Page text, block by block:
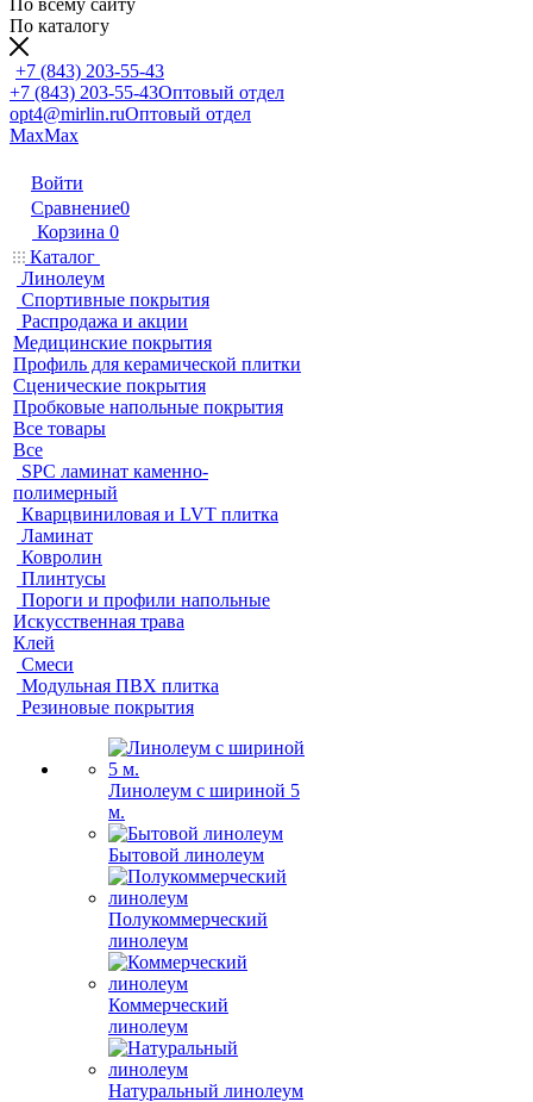
По всему сайту
По каталогу
+7 (843) 203-55-43
+7 (843) 203-55-43Оптовый отдел
opt4@mirlin.ruОптовый отдел
MaxMax
Войти
Сравнение0
Корзина 0
Каталог
Линолеум
Спортивные покрытия
Распродажа и акции
Медицинские покрытия
Профиль для керамической плитки
Сценические покрытия
Пробковые напольные покрытия
Все товары
Все
SPC ламинат каменно-
полимерный
Кварцвиниловая и LVT плитка
Ламинат
Ковролин
Плинтусы
Пороги и профили напольные
Искусственная трава
Клей
Смеси
Модульная ПВХ плитка
Резиновые покрытия
Линолеум с шириной 5
м.
Бытовой линолеум
Полукоммерческий
линолеум
Коммерческий
линолеум
Натуральный линолеум